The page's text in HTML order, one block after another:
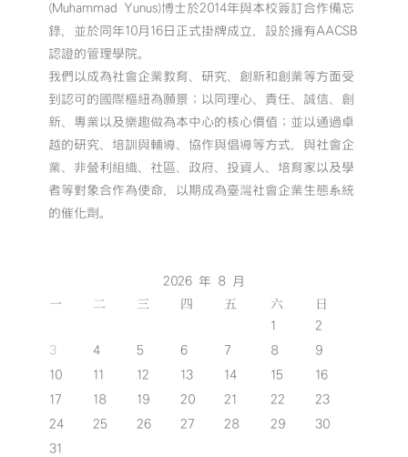
(Muhammad Yunus)博士於2014年與本校簽訂合作備忘
錄，並於同年10月16日正式掛牌成立，設於擁有AACSB
認證的管理學院。
我們以成為社會企業教育、研究、創新和創業等方面受
到認可的國際樞紐為願景；以同理心、責任、誠信、創
新、專業以及樂趣做為本中心的核心價值；並以通過卓
越的研究、培訓與輔導、協作與倡導等方式，與社會企
業、非營利組織、社區、政府、投資人、培育家以及學
者等對象合作為使命，以期成為臺灣社會企業生態系統
的催化劑。
2026 年 8 月
一 二 三 四 五 六 日
1
2
3
4 5 6 7 8
9
10
11 12 13 14 15
16
17
18 19 20 21 22
23
24
25 26 27 28 29
30
31